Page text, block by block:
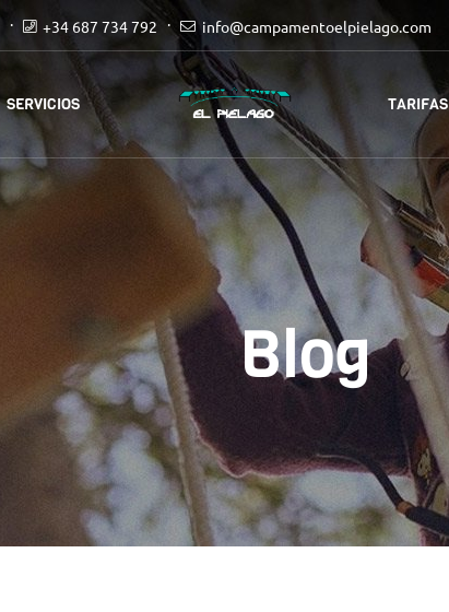
+34 687 734 792 info@campamentoelpielago.com
SERVICIOS TARIFAS
Blog